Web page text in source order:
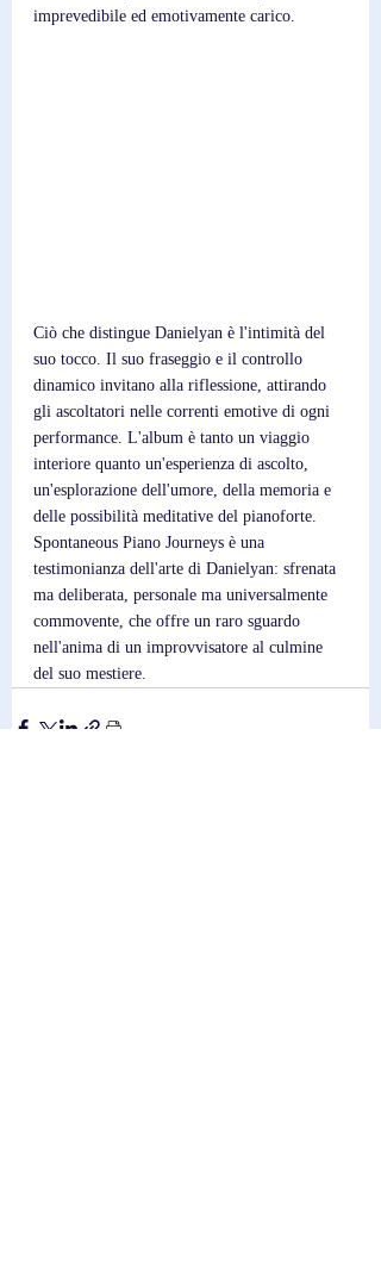
imprevedibile ed emotivamente carico.
Ciò che distingue Danielyan è l'intimità del
suo tocco. Il suo fraseggio e il controllo
dinamico invitano alla riflessione, attirando
gli ascoltatori nelle correnti emotive di ogni
performance. L'album è tanto un viaggio
interiore quanto un'esperienza di ascolto,
un'esplorazione dell'umore, della memoria e
delle possibilità meditative del pianoforte.
Spontaneous Piano Journeys è una
testimonianza dell'arte di Danielyan: sfrenata
ma deliberata, personale ma universalmente
commovente, che offre un raro sguardo
nell'anima di un improvvisatore al culmine
del suo mestiere.